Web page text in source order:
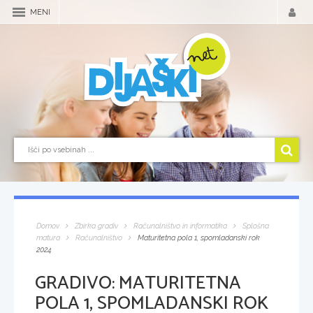
MENI
Domov Zbirka gradiv Računalništvo in informatika
Splošna
matura
Računalništvo
Maturitetna pola 1, spomladanski rok
2024
GRADIVO:MATURITETNA
POLA 1, SPOMLADANSKI ROK